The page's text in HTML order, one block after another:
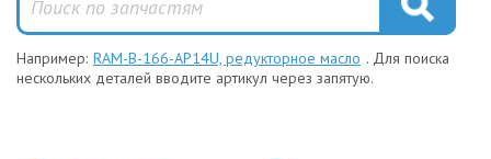
Например: RAM-B-166-AP14U, редукторное масло . Для поиска
нескольких деталей вводите артикул через запятую.